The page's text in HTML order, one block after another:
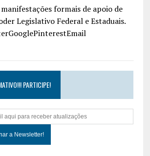
formais de apoio de
Legislativo Federal e Estaduais.
PARTICIPE!